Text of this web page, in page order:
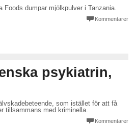
Foods dumpar mjölkpulver i Tanzania.
Kommentarer
psykiatrin,
som istället för att få
tillsammans med kriminella.
Kommentarer